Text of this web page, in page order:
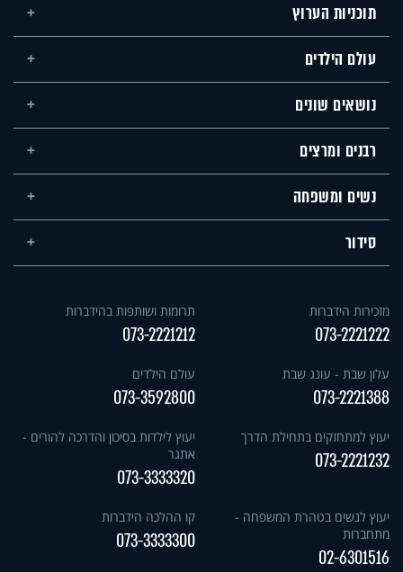
תוכניות הערוץ
עולם הילדים
נושאים שונים
רבנים ומרצים
נשים ומשפחה
סידור
מזכירות הידברות
073-2221222
תרומות ושותפות בהידברות
073-2221212
עלון שבת - עונג שבת
073-2221388
עולם הילדים
073-3592800
יעוץ למתחזקים בתחילת הדרך
073-2221232
יעוץ לילדות בסיכון והדרכה להורים -
אתגר
073-3333320
יעוץ לנשים בטהרת המשפחה -
מתחברות
02-6301516
קו ההלכה הידברות
073-3333300